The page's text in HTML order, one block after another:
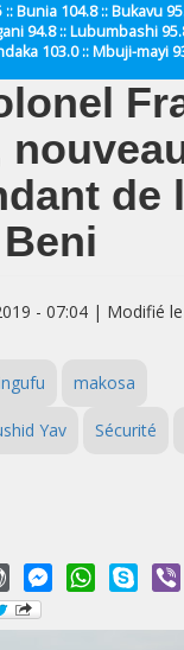
Bunia 104.8 :: Bukavu
94.8 :: Lubumbashi
103.0 :: Mbuji-mayi
de
- 07:04 | Modifié
makosa
Yav Sécurité
WordPressMessengerWhatsApp
Skype